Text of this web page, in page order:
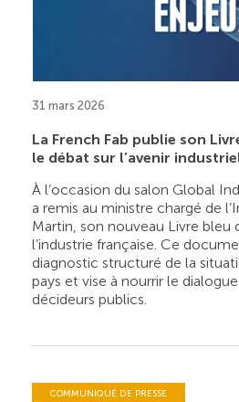
31 mars 2026
La French Fab publie son
le débat sur l’avenir
À l’occasion du salon Global
a remis au ministre chargé de
Martin, son nouveau Livre bleu
l’industrie française. Ce
diagnostic structuré de la
pays et vise à nourrir le
décideurs publics.
COMMUNIQUÉ DE PRESSE